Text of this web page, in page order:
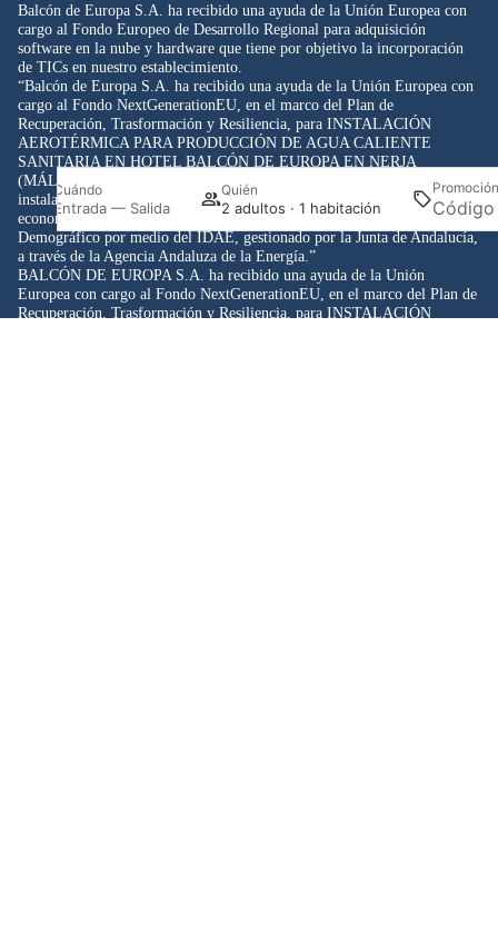
Cuándo
Entrada — Salida
Quién
2 adultos · 1 habitación
Promoción
Balcón de Europa S.A. ha recibido una ayuda de la Unión Europea con
cargo al Fondo Europeo de Desarrollo Regional para adquisición
software en la nube y hardware que tiene por objetivo la incorporación
de TICs en nuestro establecimiento.
“Balcón de Europa S.A. ha recibido una ayuda de la Unión Europea con
cargo al Fondo NextGenerationEU, en el marco del Plan de
Recuperación, Trasformación y Resiliencia, para INSTALACIÓN
AEROTÉRMICA PARA PRODUCCIÓN DE AGUA CALIENTE
SANITARIA EN HOTEL BALCÓN DE EUROPA EN NERJA
(MÁLAGA) dentro del Programa de incentivos para la implantación de
instalaciones de energías renovables térmicas en diferentes sectores de la
economía del Ministerio para la Transición Ecológica y el Reto
Demográfico por medio del IDAE, gestionado por la Junta de Andalucía,
a través de la Agencia Andaluza de la Energía.”
BALCÓN DE EUROPA S.A. ha recibido una ayuda de la Unión
Europea con cargo al Fondo NextGenerationEU, en el marco del Plan de
Recuperación, Trasformación y Resiliencia, para INSTALACIÓN